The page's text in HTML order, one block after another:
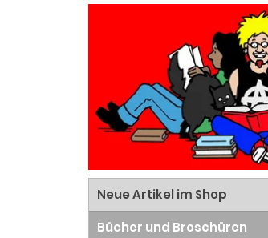
Neue Artikel im Shop
Bücher und Broschüren